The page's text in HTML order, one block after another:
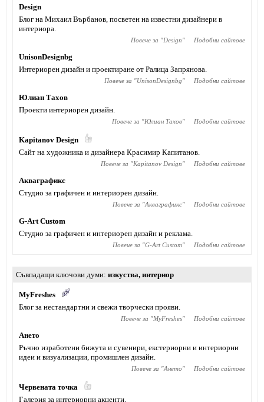
Design
Блог на Михаил Върбанов, посветен на известни дизайнери в
интериора.
Повече за "Design" Подобни сайтове
UnisonDesignbg
Интериорен дизайн и проектиране от Ралица Запрянова.
Повече за "UnisonDesignbg" Подобни сайтове
Юлиан Тахов
Проекти интериорен дизайн.
Повече за "Юлиан Тахов" Подобни сайтове
Kapitanov Design
Сайт на художника и дизайнера Красимир Капитанов.
Повече за "Kapitanov Design" Подобни сайтове
Акваграфикс
Студио за графичен и интериорен дизайн.
Повече за "Акваграфикс" Подобни сайтове
G-Art Custom
Студио за графичен и интериорен дизайн и реклама.
Повече за "G-Art Custom" Подобни сайтове
Съвпадащи ключови думи изкуства, интериор
MyFreshes
Блог за нестандартни и свежи творчески прояви.
Повече за "MyFreshes" Подобни сайтове
Ането
Ръчно изработени бижута и сувенири, екстериорни и интериорни
идеи и визуализации, промишлен дизайн.
Повече за "Ането" Подобни сайтове
Червената точка
Галерия за интериорни акценти.